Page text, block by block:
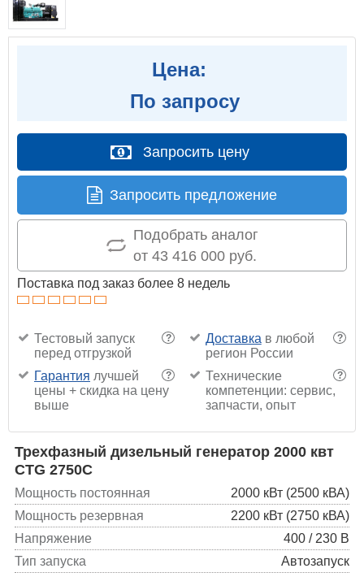
Цена:
По запросу
Запросить цену
Запросить предложение
Подобрать аналог
от 43 416 000 руб.
Поставка под заказ более 8 недель
?
Тестовый запуск
перед отгрузкой
?
Доставка в любой
регион России
?
Гарантия лучшей
цены + скидка на цену
выше
?
Технические
компетенции: сервис,
запчасти, опыт
Трехфазный дизельный генератор 2000 квт
CTG 2750C
Мощность постоянная
2000 кВт (2500 кВА)
Мощность резервная
2200 кВт (2750 кВА)
Напряжение
400 / 230 В
Тип запуска
Автозапуск